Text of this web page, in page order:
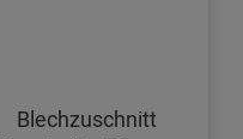
Blechzuschnitt